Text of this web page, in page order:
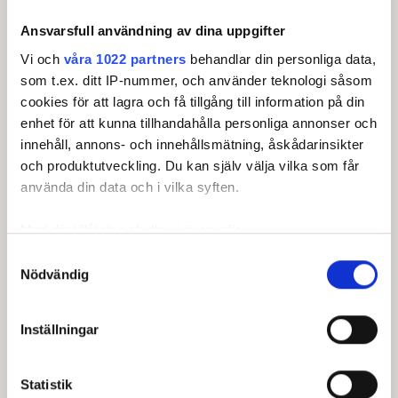
Ansvarsfull användning av dina uppgifter
Vi och våra 1022 partners behandlar din personliga data,
som t.ex. ditt IP-nummer, och använder teknologi såsom
cookies för att lagra och få tillgång till information på din
enhet för att kunna tillhandahålla personliga annonser och
innehåll, annons- och innehållsmätning, åskådarinsikter
och produktutveckling. Du kan själv välja vilka som får
använda din data och i vilka syften.
Med din tillåtelse skulle vi även vilja:
kan ha en noggrannhet på upp till flera meter
Ta reda på mer om hur dina personliga uppgifter
Du kan ändra eller dra tillbaka ditt samtycke när som
Nödvändig
Inställningar
Statistik
23 BRUSEHED, Daniel
24 FINNIGAN, Greg
OLSSON, Jonas
26 HERBERTSSON, Martin
27 TÖRNBERG, Oscar
28
31